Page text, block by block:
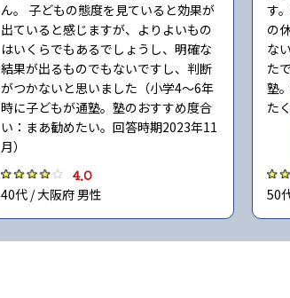
ん。 子どもの態度を見ていると効果が
出ていると感じますが、よりよいもの
はいくらでもあるでしょうし、明確な
結果が出るものでもないですし、判断
がつかないと思いました（小学4〜6年
時に子どもが通塾。塾のおすすめ度合
い：まあ勧めたい。回答時期2023年11
月）
4.0
40代 / 大阪府 男性
す
の
な
た
塾
た
50